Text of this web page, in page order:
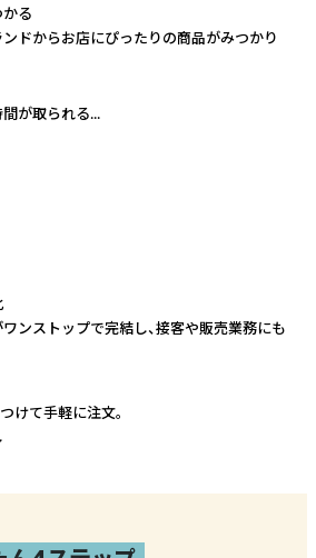
る
ドからお店にぴったりの商品がみつかり
が取られる...
ンストップで完結し、接客や販売業務にも
けて手軽に注文。